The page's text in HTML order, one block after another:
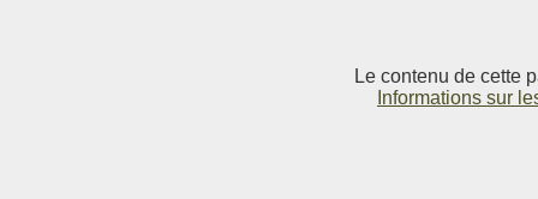
Le contenu de cette
Informations sur